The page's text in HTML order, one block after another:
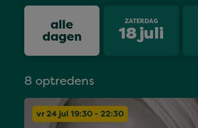
alle
dagen
ZATERDAG
18 juli
8 optredens
vr 24 jul 19:30 - 22:30